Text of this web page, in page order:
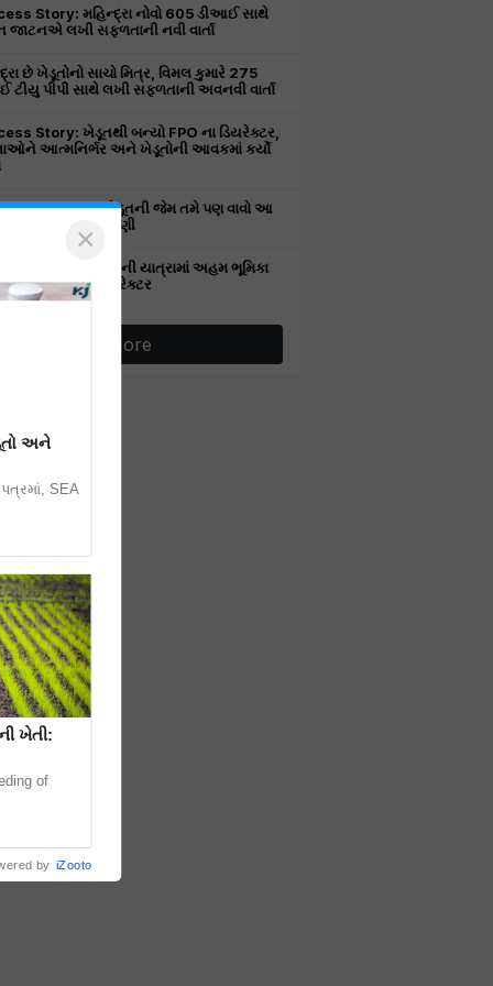
Story: મહિન્દ્રા નોવો 605 ડીઆઈ સાથે
જાટનએ લખી સફળતાની નવી વાર્તા
છે ખેડૂતોનો સાચો મિત્ર, વિમલ કુમારે 275
ટીયુ પીપી સાથે લખી સફળતાની અવનવી વાર્તા
Story: ખેડૂતથી બન્યો FPO ના ડિયરેક્ટર,
આત્મનિર્ભર અને ખેડૂતોની આવકમાં કર્યો
Story: આ ખેડૂતની જેમ તમે પણ વાવો આ
કરો કરોડોની કમાણી
ખેડૂતની સફળતાની યાત્રામાં અહમ ભૂમિકા
રહ્યા છે મહિન્દ્રા ટ્રેક્ટર
More
×
અને
SEA
ખેતી:
of
by iZooto